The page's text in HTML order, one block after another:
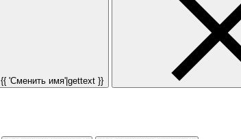
{{ 'Сменить имя'|gettext }}